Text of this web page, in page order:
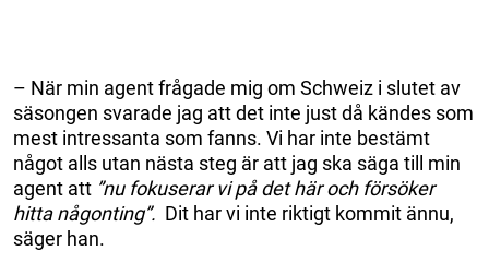
– När min agent frågade mig om Schweiz i slutet av
säsongen svarade jag att det inte just då kändes som
mest intressanta som fanns. Vi har inte bestämt
något alls utan nästa steg är att jag ska säga till min
agent att ”nu fokuserar vi på det här och försöker
hitta någonting”. Dit har vi inte riktigt kommit ännu,
säger han.